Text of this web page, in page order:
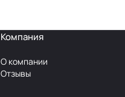
Компания
О компании
Отзывы